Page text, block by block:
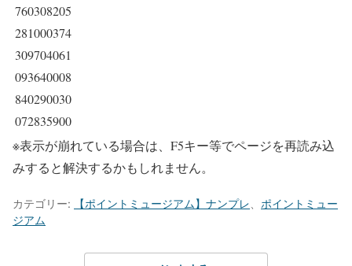
760308205
281000374
309704061
093640008
840290030
072835900
※表示が崩れている場合は、F5キー等でページを再読み込
みすると解決するかもしれません。
カテゴリー: 【ポイントミュージアム】ナンプレ
ポイントミュー
ジアム